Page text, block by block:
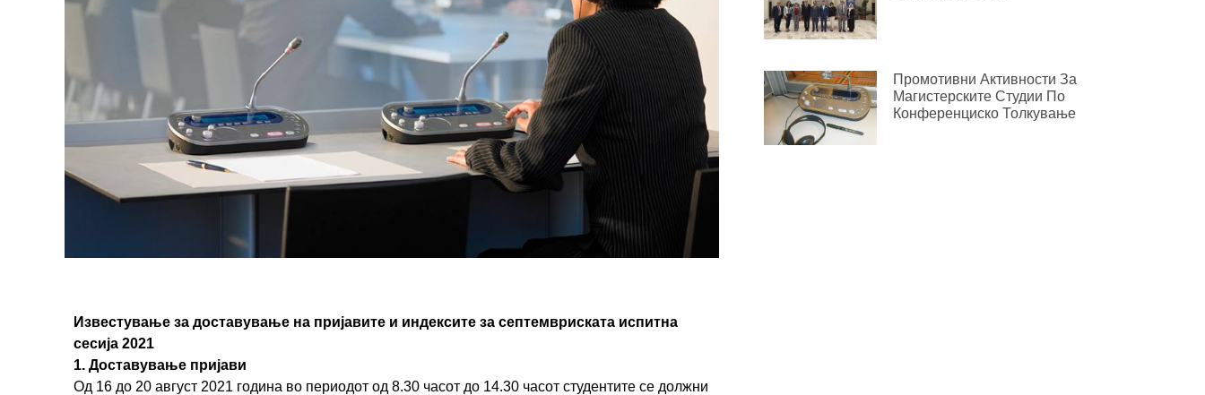
Известување за доставување на пријавите и индексите за септемвриската испитна
сесија 2021
1. Доставување пријави
Од 16 до 20 август 2021 година во периодот од 8.30 часот до 14.30 часот студентите се должни
Промотивни Активности За
Магистерските Студии По
Конференциско Толкување